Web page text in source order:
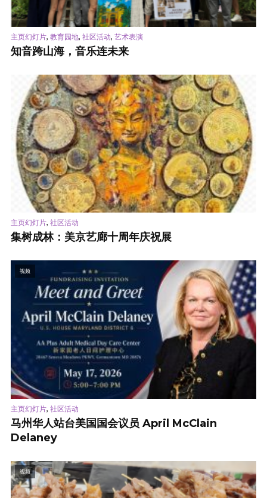
主页幻灯片, 教育园地, 社区活动, 艺术表演
知音跨山海，音乐连未来
主页幻灯片, 社区活动
集树成林：美京艺廊十周年庆祝展
视频
主页幻灯片, 社区活动
马州华人站台美国国会议员 April McClain
Delaney
视频